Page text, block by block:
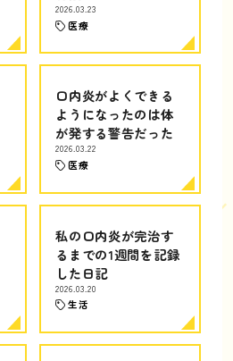
2026.03.23
医療
口内炎がよくできる
ようになったのは体
が発する警告だった
2026.03.22
医療
私の口内炎が完治す
るまでの1週間を記録
した日記
2026.03.20
生活